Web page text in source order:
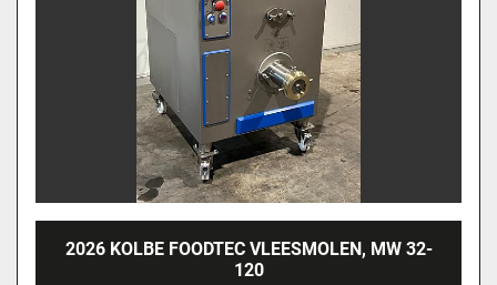
2026 KOLBE FOODTEC VLEESMOLEN, MW 32-
120